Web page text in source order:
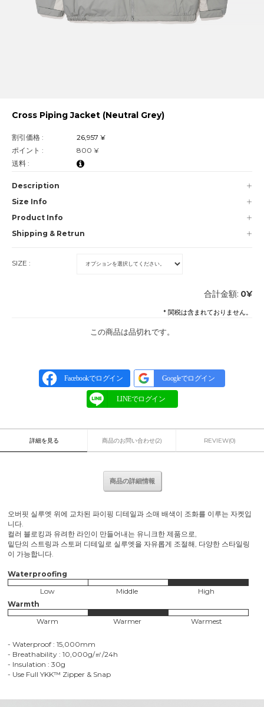
Cross Piping Jacket (Neutral Grey)
割引価格 :
26,957 ¥
ポイント :
800 ¥
送料 :
Description
Size Info
Product Info
Shipping & Retrun
SIZE :
合計金額: 0¥
* 関税は含まれておりません。
この商品は品切れです。
Facebookでログイン Googleでログイン
詳細を見る 商品のお問い合わせ(2) REVIEW(0)
商品の詳細情報
오버핏 실루엣 위에 교차된 파이핑 디테일과 소매 배색이 조화를 이루는 자켓입
니다.
컬러 블로킹과 유려한 라인이 만들어내는 유니크한 제품으로,
밑단의 스트링과 스토퍼 디테일로 실루엣을 자유롭게 조절해, 다양한 스타일링
이 가능합니다.
Waterproofing
Low
Middle
High
Warmth
Warm
Warmer Warmest
- Waterproof : 15,000mm
- Breathability : 10,000g/㎡/24h
- Insulation : 30g
- Use Full YKK™ Zipper & Snap